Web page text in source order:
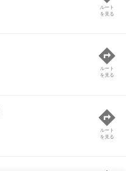
ルート
を見る
ルート
を見る
ルート
を見る